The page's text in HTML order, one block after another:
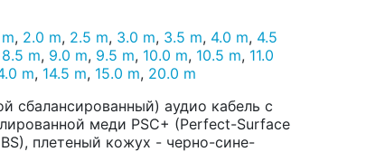
, 2.0 m, 2.5 m, 3.0 m, 3.5 m, 4.0 m, 4.5
8.5 m, 9.0 m, 9.5 m, 10.0 m, 10.5 m, 11.0
m, 14.5 m, 15.0 m, 20.0 m
сбалансированный) аудио кабель с
меди PSC+ (Perfect-Surface
плетеный кожух - черно-сине-